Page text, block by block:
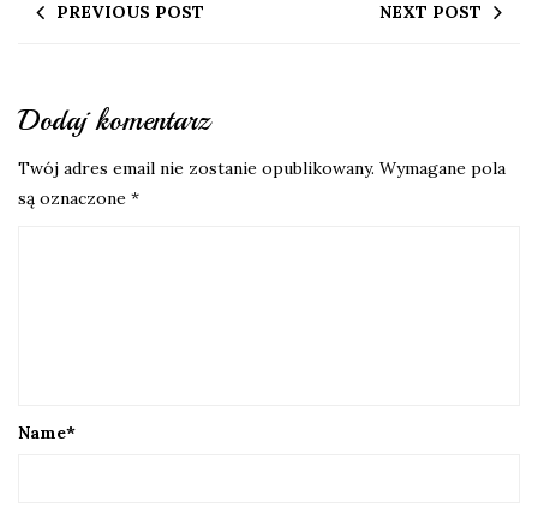
PREVIOUS POST NEXT POST
Dodaj komentarz
Twój adres email nie zostanie opublikowany. Wymagane pola
są oznaczone *
Name*